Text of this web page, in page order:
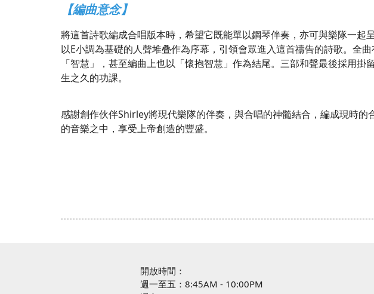
【編曲意念】
將這首詩歌編成合唱版本時，希望它既能單以鋼琴伴奏，亦可與樂隊一
以E小調為基礎的人聲堆叠作為序幕，引領會眾進入這首禱告的詩歌。
「智慧」，甚至編曲上也以「懷抱智慧」作為結尾。三部和聲最後採用
生之久的功課。
感謝創作伙伴Shirley將現代樂隊的伴奏，與合唱的神髓結合，編成現時
的音樂之中，享受上帝創造的豐盛。
開放時間：
週一至五：8:45AM - 10:00PM